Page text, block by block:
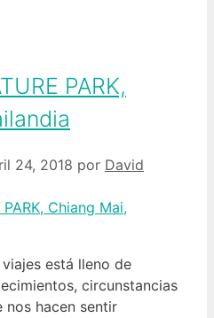
PARK,
24, 2018 por David
está lleno de
circunstancias
nos hacen sentir